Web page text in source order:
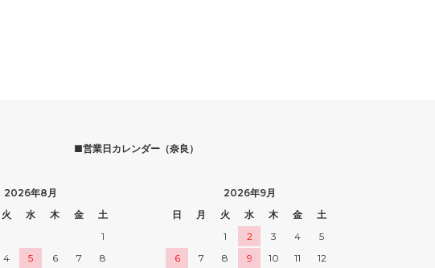
■営業日カレンダー（奈良）
2026年8月
火 水 木 金
土
1
4 5 6 7
8
2026年9月
日
月 火 水 木 金
土
1
2 3 4
5
6
7 8 9 10 11
12